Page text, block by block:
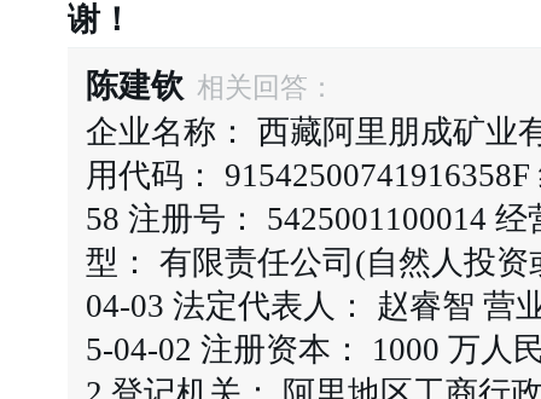
谢！
陈建钦 相关回答：
企业名称： 西藏阿里朋成矿业
用代码：
58 注册号： 5425001100014
型： 有限责任公司(自然人投
04-03 法定代表人： 赵睿智 营
5-04-02 注册资本： 1000 万人